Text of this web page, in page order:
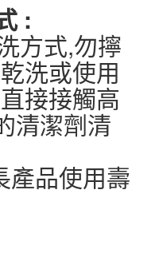
:
方式,勿擰
洗或使用
接接觸高
清潔劑清
產品使用壽